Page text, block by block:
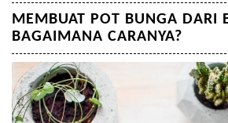
MEMBUAT POT BUNGA DARI
BAGAIMANA CARANYA?